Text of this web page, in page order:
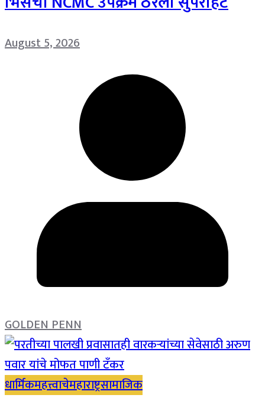
August 5, 2026
GOLDEN PENN
धार्मिकमहत्त्वाचेमहाराष्ट्रसामाजिक